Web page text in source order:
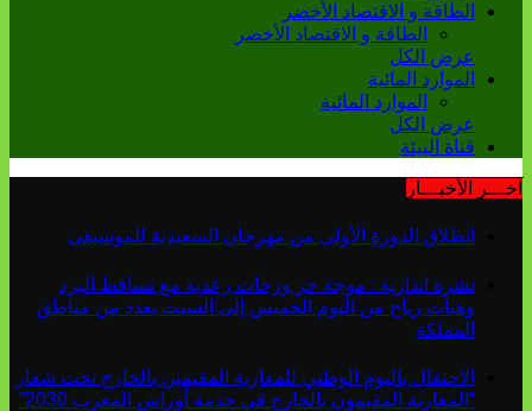
الطاقة و الاقتصاد الأخضر
الطاقة و الاقتصاد الأخضر
عرض الكل
الموارد المائية
الموارد المائية
عرض الكل
قناة البيئة
آخـــر الأخبـــار
انطلاق الدورة الأولى من مهرجان السعيدية للموسيقى
نشرة انذارية : موجة حر وزخات رعدية مع تساقط البرد
وهبات رياح من اليوم الخميس إلى السبت بعدد من مناطق
المملكة
الاحتفال باليوم الوطني للمغاربة المقيمين بالخارج تحت شعار
“المغاربة المقيمون بالخارج في خدمة أوراش المغرب 2030”